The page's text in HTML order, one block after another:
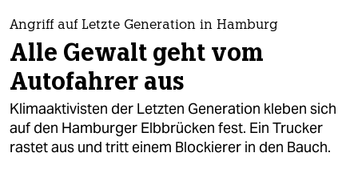
themen
politik
öko
gesellschaft
Angriff auf Letzte Generation in Hamburg
Alle Gewalt geht vom
Autofahrer aus
Klimaaktivisten der Letzten Generation kleben sich
auf den Hamburger Elbbrücken fest. Ein Trucker
rastet aus und tritt einem Blockierer in den Bauch.